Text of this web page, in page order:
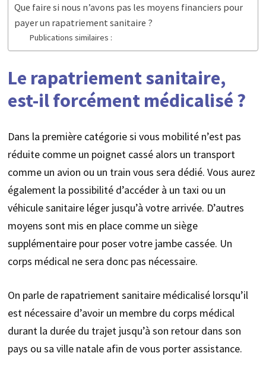
Que faire si nous n’avons pas les moyens financiers pour
payer un rapatriement sanitaire ?
Publications similaires :
Le rapatriement sanitaire,
est-il forcément médicalisé ?
Dans la première catégorie si vous mobilité n’est pas
réduite comme un poignet cassé alors un transport
comme un avion ou un train vous sera dédié. Vous aurez
également la possibilité d’accéder à un taxi ou un
véhicule sanitaire léger jusqu’à votre arrivée. D’autres
moyens sont mis en place comme un siège
supplémentaire pour poser votre jambe cassée. Un
corps médical ne sera donc pas nécessaire.
On parle de rapatriement sanitaire médicalisé lorsqu’il
est nécessaire d’avoir un membre du corps médical
durant la durée du trajet jusqu’à son retour dans son
pays ou sa ville natale afin de vous porter assistance.